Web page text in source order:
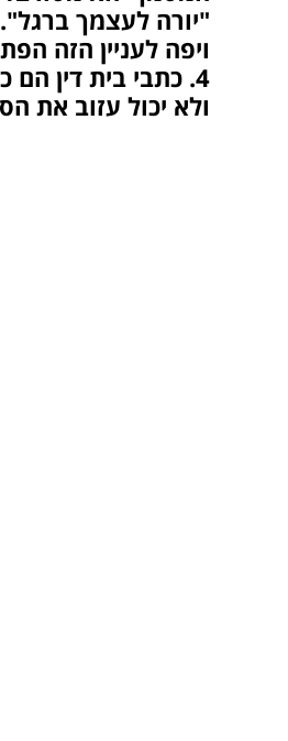
"יורה לעצמך
ויפה לעניין הזה
4. כתבי בית דין
ולא יכול עזוב את